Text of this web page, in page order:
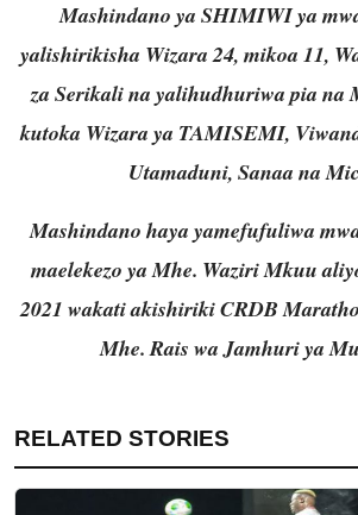
Mashindano ya SHIMIWI ya
yalishirikisha Wizara 24, mikoa 11,
za Serikali na yalihudhuriwa pia na
kutoka Wizara ya TAMISEMI,
Utamaduni, Sanaa na
Mashindano haya yamefufuliwa
maelekezo ya Mhe. Waziri Mkuu
2021 wakati akishiriki CRDB
Mhe. Rais wa Jamhuri ya
RELATED STORIES